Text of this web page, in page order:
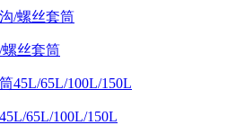
丝套筒
65L/100L/150L